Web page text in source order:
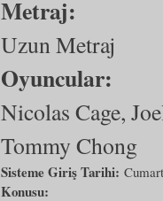
Metraj:
Uzun Metraj
Oyuncular:
Nicolas Cage,
Tommy Chong
Sisteme Giriş Tarihi:
Konusu: